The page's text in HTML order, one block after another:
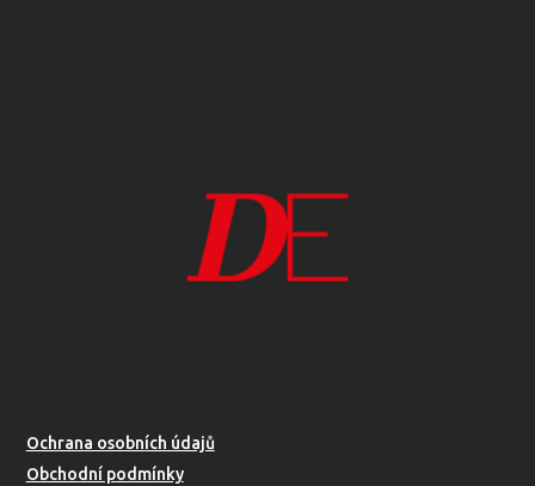
Ochrana osobních údajů
Obchodní podmínky